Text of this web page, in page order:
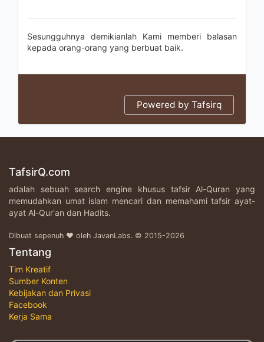
Sesungguhnya demikianlah Kami memberi balasan
kepada orang-orang yang berbuat baik.
Powered by Tafsirq
TafsirQ.com
adalah sebuah search engine khusus tafsir Al-Quran yang
memudahkan umat islam mencari dan memahami tafsir ayat-
ayat Al-Qur'an dan Hadits.
Dibuat sepenuh ♥ oleh JavanLabs. © 2015-2026
Tentang
Tim Kreatif
Sumber Konten
Kebijakan dan Privasi
Facebook
Kerja Sama